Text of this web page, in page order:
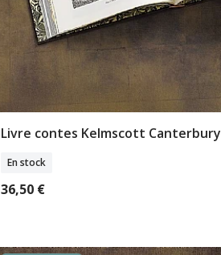
Ajouter Au Panier
Livre contes Kelmscott Canterbury
En stock
36,50 €